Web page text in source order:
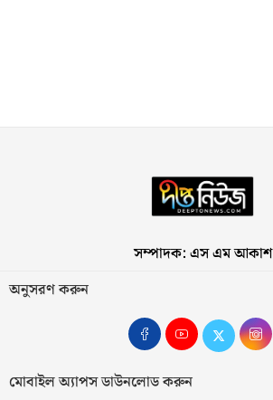
সম্পাদক: এস এম আকাশ
অনুসরণ করুন
মোবাইল অ্যাপস ডাউনলোড করুন